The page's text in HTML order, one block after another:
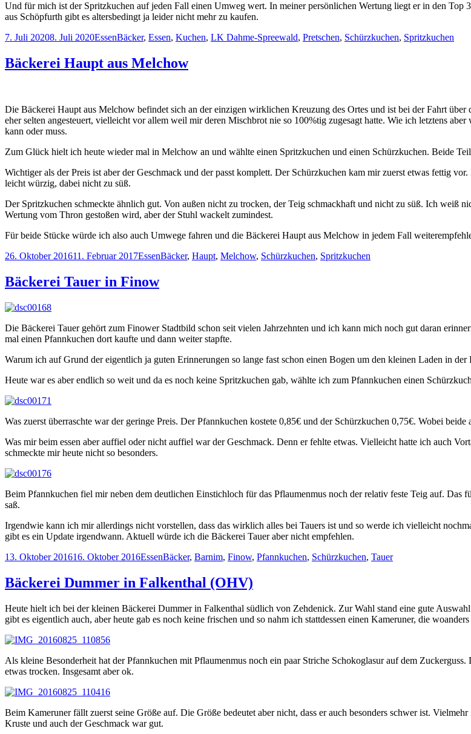
Und für mich ist der Spritzkuchen auf jeden Fall einen Umweg wert. In meiner persönlichen Wertung liegt er in den Top 3
aus Schöpfurth gibt es altersbedingt ja leider nicht mehr zu kaufen.
Veröffentlicht
7. Juli 20208. Juli 2020Kategorien
EssenSchlagwörter
Bäcker, Essen, Kuchen, LK Dahme-Spreewald, Pretschen, Schürzkuchen, Spritzkuchen
Bäckerei Haupt aus Melchow
Die Bäckerei Haupt aus Melchow befindet sich an der einzigen wirklichen Kreuzung des Ortes und ist bei der Fahrt
eher selten angesteuert, vielleicht vor allem weil mir deren Mischbrot nie so 100%tig zugesagt hatte. Wie ich letztens
kann oder muss.
Zum Glück hielt ich heute wieder mal in Melchow an und wählte einen Spritzkuchen und einen Schürzkuchen. Beide
Wichtiger als der Preis ist aber der Geschmack und der passt komplett. Der Schürzkuchen kam mir zuerst etwas fettig
leicht würzig, dabei nicht zu süß.
Der Spritzkuchen schmeckte ähnlich gut. Von außen nicht zu trocken, der Teig schmackhaft und nicht zu süß. Ich weiß
Wertung vom Thron gestoßen wird, aber der Stuhl wackelt zumindest.
Für beide Stücke würde ich also auch Umwege fahren und die Bäckerei Haupt aus Melchow in jedem Fall
Veröffentlicht
26. Oktober 201611. Februar 2017Kategorien
EssenSchlagwörter
Bäcker, Haupt, Melchow, Schürzkuchen, Spritzkuchen
Bäckerei Tauer in Finow
Die Bäckerei Tauer gehört zum Finower Stadtbild schon seit vielen Jahrzehnten und ich kann mich noch gut daran
mal einen Pfannkuchen dort kaufte und dann weiter stapfte.
Warum ich auf Grund der eigentlich ja guten Erinnerungen so lange fast schon einen Bogen um den kleinen Laden in
Heute war es aber endlich so weit und da es noch keine Spritzkuchen gab, wählte ich zum Pfannkuchen einen
Was zuerst überraschte war der geringe Preis. Der Pfannkuchen kostete 0,85€ und der Schürzkuchen 0,75€. Wobei
Was mir beim essen aber auffiel oder nicht auffiel war der Geschmack. Denn er fehlte etwas. Vielleicht hatte ich auch
schmeckte mir heute nicht so besonders.
Beim Pfannkuchen fiel mir neben dem deutlichen Einstichloch für das Pflaumenmus noch der relativ feste Teig auf. Das
saß.
Irgendwie kann ich mir allerdings nicht vorstellen, dass das wirklich alles bei Tauers ist und so werde ich vielleicht
gibt es ein Update irgendwann. Aktuell würde ich die Bäckerei Tauer aber nicht empfehlen.
Veröffentlicht
13. Oktober 201616. Oktober 2016Kategorien
EssenSchlagwörter
Bäcker, Barnim, Finow, Pfannkuchen, Schürzkuchen, Tauer
Bäckerei Dummer in Falkenthal (OHV)
Heute hielt ich bei der kleinen Bäckerei Dummer in Falkenthal südlich von Zehdenick. Zur Wahl stand eine gute
gibt es eigentlich auch, aber heute gab es noch keine frischen und so nahm ich stattdessen einen Kameruner, die
Als kleine Besonderheit hat der Pfannkuchen mit Pflaumenmus noch ein paar Striche Schokoglasur auf dem
etwas trocken. Insgesamt aber ok.
Beim Kameruner fällt zuerst seine Größe auf. Die Größe bedeutet aber nicht, dass er auch besonders schwer ist.
Kruste und auch der Geschmack war gut.